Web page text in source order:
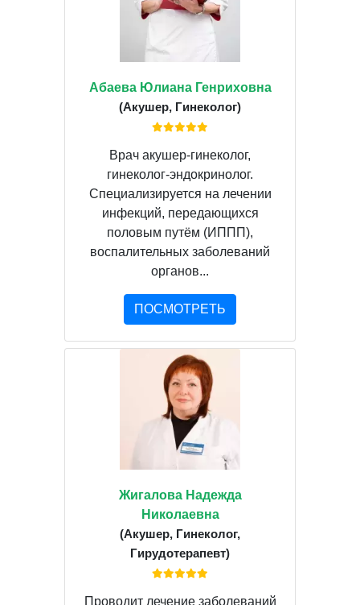
Абаева Юлиана Генриховна
(Акушер, Гинеколог)
Врач акушер-гинеколог,
гинеколог-эндокринолог.
Специализируется на лечении
инфекций, передающихся
половым путём (ИППП),
воспалительных заболеваний
органов...
ПОСМОТРЕТЬ
Жигалова Надежда
Николаевна
(Акушер, Гинеколог,
Гирудотерапевт)
Проводит лечение заболеваний